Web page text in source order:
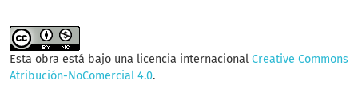
Esta obra está bajo una licencia internacional Creative Commons
Atribución-NoComercial 4.0.